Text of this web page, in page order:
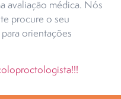
avaliação médica. Nós
procure o seu
orientações